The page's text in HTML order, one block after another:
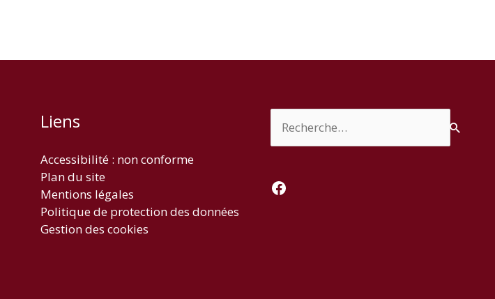
Liens
Accessibilité : non conforme
Plan du site
Mentions légales
Politique de protection des données
Gestion des cookies
Facebook